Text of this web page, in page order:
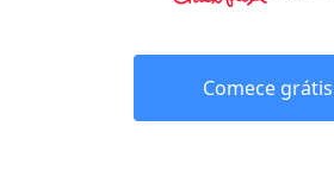
Comece grátis